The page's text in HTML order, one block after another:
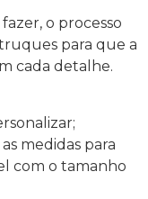
o processo
para que a
cada detalhe.
medidas para
com o tamanho